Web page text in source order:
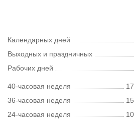
Календарных дней
Выходных и праздничных
Рабочих дней
40-часовая неделя
36-часовая неделя
24-часовая неделя